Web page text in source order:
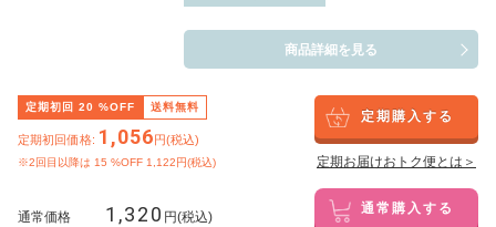
商品詳細を見る
定期初回 20 %OFF 送料無料
定期初回価格: 1,056円(税込)
※2回目以降は 15 %OFF 1,122円(税込)
定期購入する
定期お届けおトク便とは＞
通常価格 1,320 円(税込) 通常購入する